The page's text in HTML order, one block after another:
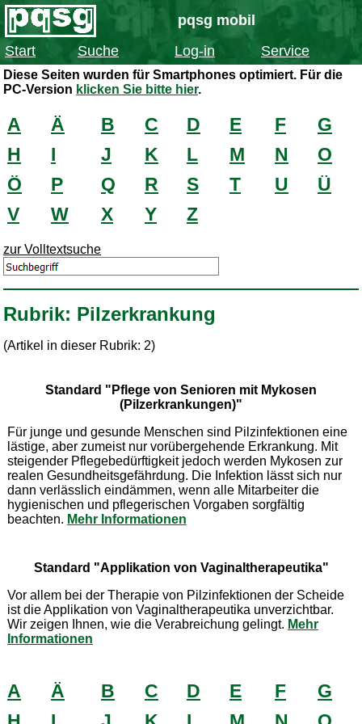
pqsg mobil
Start
Suche Log-in Service
Diese Seiten wurden für Smartphones optimiert. Für die
PC-Version klicken Sie bitte hier.
A Ä B C D E F
G
H
I J K L M N
O
Ö
P Q R S T U
Ü
V
W X Y Z
zur Volltextsuche
Rubrik: Pilzerkrankung
(Artikel in dieser Rubrik: 2)
Standard "Pflege von Senioren mit Mykosen
(Pilzerkrankungen)"
Für junge und gesunde Menschen sind Pilzinfektionen eine
lästige, aber zumeist nur vorübergehende Erkrankung. Mit
steigender Pflegebedürftigkeit jedoch werden Mykosen zur
realen Gesundheitsgefährdung. Die Infektion lässt sich nur
dann verlässlich eindämmen, wenn alle Mitarbeiter die
hygienischen und pflegerischen Vorgaben sorgfältig
beachten. Mehr Informationen
Standard "Applikation von Vaginaltherapeutika"
Vor allem bei der Therapie von Pilzinfektionen der Scheide
ist die Applikation von Vaginaltherapeutika unverzichtbar.
Wir zeigen Ihnen, wie die Verabreichung gelingt. Mehr
Informationen
A Ä B C D E F
G